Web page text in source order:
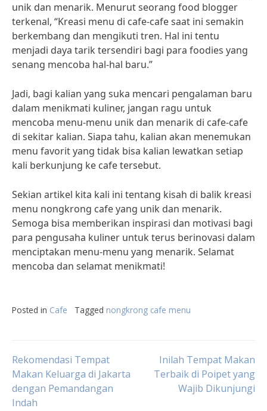
unik dan menarik. Menurut seorang food blogger
terkenal, “Kreasi menu di cafe-cafe saat ini semakin
berkembang dan mengikuti tren. Hal ini tentu
menjadi daya tarik tersendiri bagi para foodies yang
senang mencoba hal-hal baru.”
Jadi, bagi kalian yang suka mencari pengalaman baru
dalam menikmati kuliner, jangan ragu untuk
mencoba menu-menu unik dan menarik di cafe-cafe
di sekitar kalian. Siapa tahu, kalian akan menemukan
menu favorit yang tidak bisa kalian lewatkan setiap
kali berkunjung ke cafe tersebut.
Sekian artikel kita kali ini tentang kisah di balik kreasi
menu nongkrong cafe yang unik dan menarik.
Semoga bisa memberikan inspirasi dan motivasi bagi
para pengusaha kuliner untuk terus berinovasi dalam
menciptakan menu-menu yang menarik. Selamat
mencoba dan selamat menikmati!
Posted in Cafe Tagged nongkrong cafe menu
Post
navigation
Rekomendasi Tempat
Makan Keluarga di Jakarta
dengan Pemandangan
Indah
Inilah Tempat Makan
Terbaik di Poipet yang
Wajib Dikunjungi